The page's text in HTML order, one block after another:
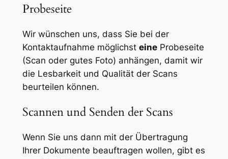
Probeseite
Wir wünschen uns, dass Sie bei der
Kontaktaufnahme möglichst eineProbeseite
(Scan oder gutes Foto) anhängen, damit wir
die Lesbarkeit und Qualität der Scans
beurteilen können.
Scannen und Senden der Scans
Wenn Sie uns dann mit der Übertragung
Ihrer Dokumente beauftragen wollen, gibt es